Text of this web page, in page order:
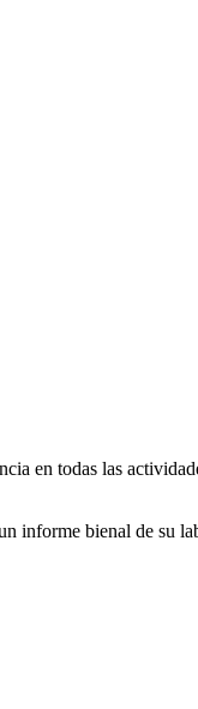
en todas las
informe bienal de su